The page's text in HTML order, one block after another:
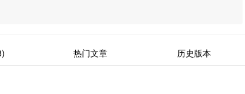
热门文章 历史版本